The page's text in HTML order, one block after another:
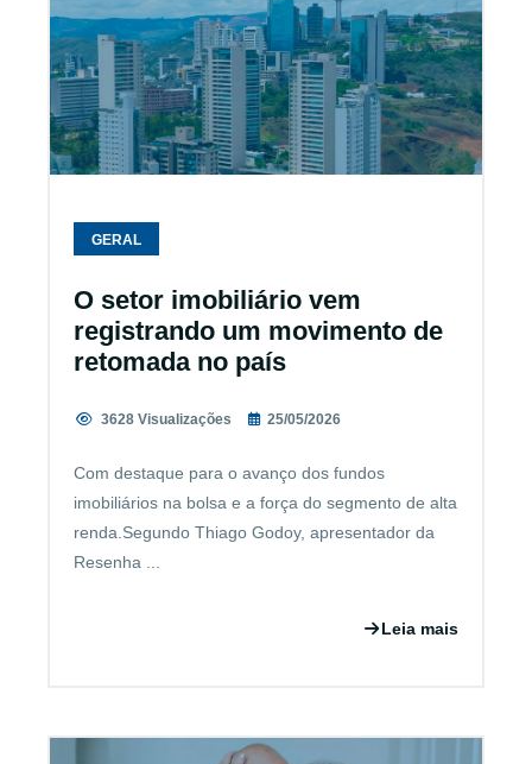
GERAL
O setor imobiliário vem
registrando um movimento de
retomada no país
3628 Visualizações 25/05/2026
Com destaque para o avanço dos fundos
imobiliários na bolsa e a força do segmento de alta
renda.Segundo Thiago Godoy, apresentador da
Resenha ...
Leia mais